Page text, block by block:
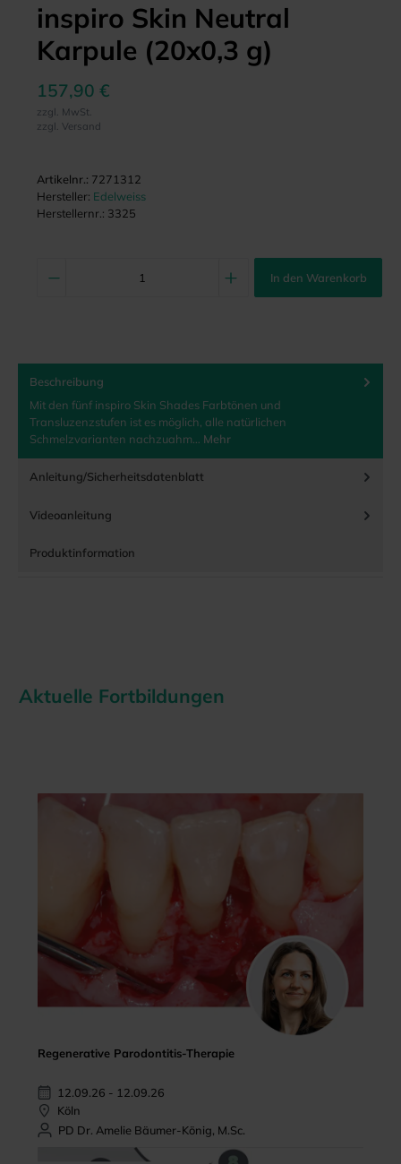
inspiro Skin Neutral
Karpule (20x0,3 g)
157,90 €
zzgl. MwSt.
zzgl. Versand
Artikelnr.: 7271312
Hersteller: Edelweiss
Herstellernr.: 3325
In den Warenkorb
Beschreibung
Mit den fünf inspiro Skin Shades Farbtönen und
Transluzenzstufen ist es möglich, alle natürlichen
Schmelzvarianten nachzuahm… Mehr
Anleitung/Sicherheitsdatenblatt
Videoanleitung
Produktinformation
Aktuelle Fortbildungen
Regenerative Parodontitis-Therapie
12.09.26 - 12.09.26
Köln
PD Dr. Amelie Bäumer-König, M.Sc.